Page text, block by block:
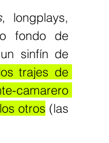
, longplays,
fondo de
sinfín de
trajes de
camarero
otros (las